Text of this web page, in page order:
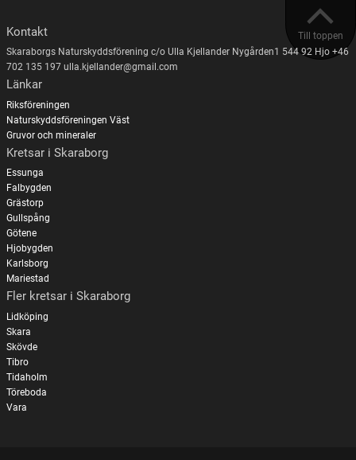
Till toppen
Kontakt
Skaraborgs Naturskyddsförening c/o Ulla Kjellander Nygården1 544 92 Hjo +46
702 135 197 ulla.kjellander@gmail.com
Länkar
Riksföreningen
Naturskyddsföreningen Väst
Gruvor och mineraler
Kretsar i Skaraborg
Essunga
Falbygden
Grästorp
Gullspång
Götene
Hjobygden
Karlsborg
Mariestad
Fler kretsar i Skaraborg
Lidköping
Skara
Skövde
Tibro
Tidaholm
Töreboda
Vara